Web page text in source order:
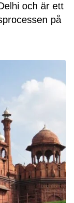
och är ett
på